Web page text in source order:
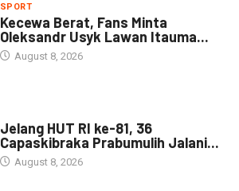
SPORT
Kecewa Berat, Fans Minta
Oleksandr Usyk Lawan Itauma...
August 8, 2026
Jelang HUT RI ke-81, 36
Capaskibraka Prabumulih Jalani...
August 8, 2026